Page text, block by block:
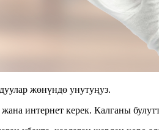
жөнүндө унутуңуз.
интернет керек. Калганы